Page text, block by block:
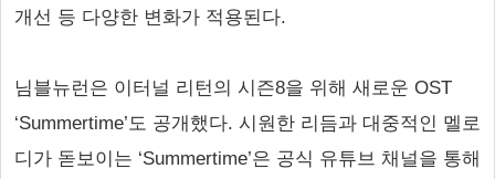
개선 등 다양한 변화가 적용된다.
님블뉴런은 이터널 리턴의 시즌8을 위해 새로운 OST
‘Summertime’도 공개했다. 시원한 리듬과 대중적인 멜로
디가 돋보이는 ‘Summertime’은 공식 유튜브 채널을 통해